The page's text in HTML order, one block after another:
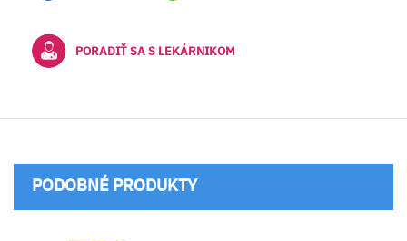
PORADIŤ SA S LEKÁRNIKOM
PODOBNÉ PRODUKTY